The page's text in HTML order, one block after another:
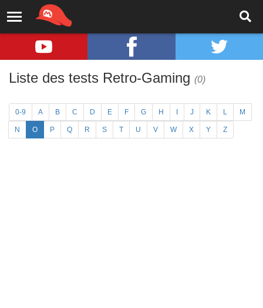
Liste des tests Retro-Gaming (0)
0-9 A B C D E F G H J K L M
N O P Q R S T U V W X Y Z